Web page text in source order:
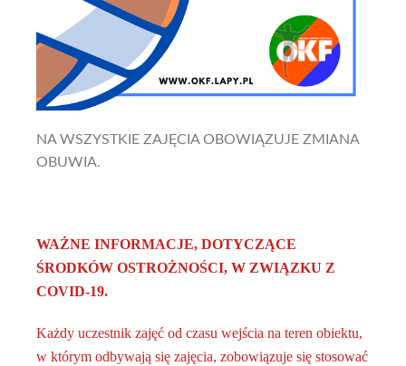
NA WSZYSTKIE ZAJĘCIA OBOWIĄZUJE ZMIANA
OBUWIA.
WAŻNE INFORMACJE, DOTYCZĄCE
ŚRODKÓW OSTROŻNOŚCI, W ZWIĄZKU Z
COVID-19.
Każdy uczestnik zajęć od czasu wejścia na teren obiektu,
w którym odbywają się zajęcia, zobowiązuje się stosować